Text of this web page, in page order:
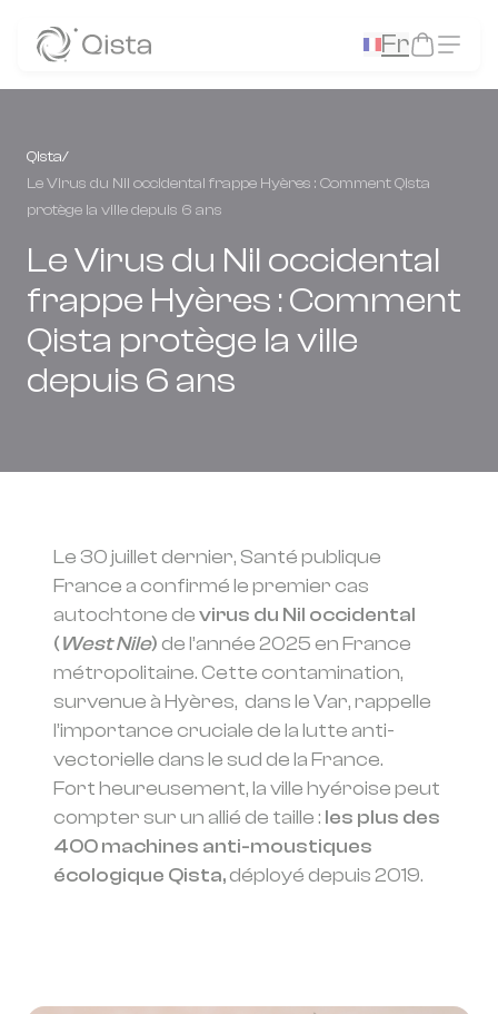
Fr
Qista/
Le Virus du Nil occidental frappe Hyères : Comment Qista
protège la ville depuis 6 ans
Le Virus du Nil occidental
frappe Hyères : Comment
Qista protège la ville
depuis 6 ans
Le 30 juillet dernier, Santé publique
France a confirmé le premier cas
autochtone devirus du Nil occidental
(West Nile)de l’année 2025 en France
métropolitaine. Cette contamination,
survenue à Hyères, dans le Var, rappelle
l’importance cruciale de la lutte anti-
vectorielle dans le sud de la France.
Fort heureusement, la ville hyéroise peut
compter sur un allié de taille : les plus des
400 machines anti-moustiques
écologique Qista,déployé depuis 2019.